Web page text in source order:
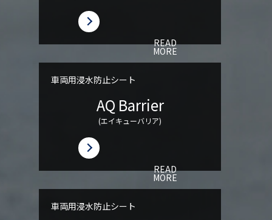
READ
MORE
車両用浸水防止シート
AQ Barrier
(エイキューバリア)
READ
MORE
車両用浸水防止シート